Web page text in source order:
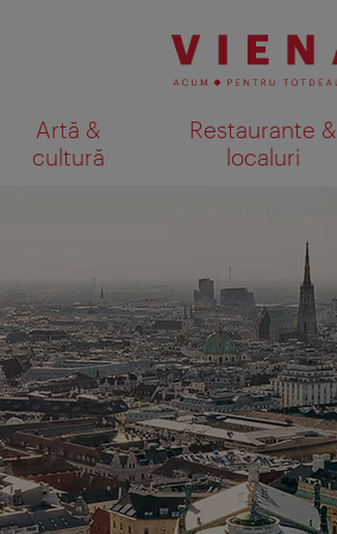
Artă &
cultură
Restaurante &
localuri